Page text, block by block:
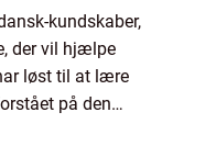
kundskaber,
der vil hjælpe
løst til at lære
på den